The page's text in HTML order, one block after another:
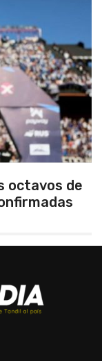
octavos de